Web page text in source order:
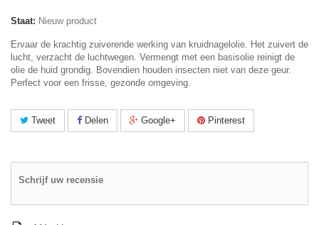
Staat: Nieuw product
Ervaar de krachtig zuiverende werking van kruidnagelolie. Het zuivert de
lucht, verzacht de luchtwegen. Vermengt met een basisolie reinigt de
olie de huid grondig. Bovendien houden insecten niet van deze geur.
Perfect voor een frisse, gezonde omgeving.
Tweet Delen Google+ Pinterest
Schrijf uw recensie